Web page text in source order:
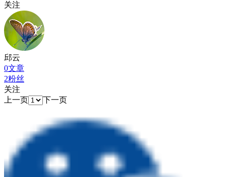
关注
邱云
0文章
2粉丝
关注
上一页
下一页